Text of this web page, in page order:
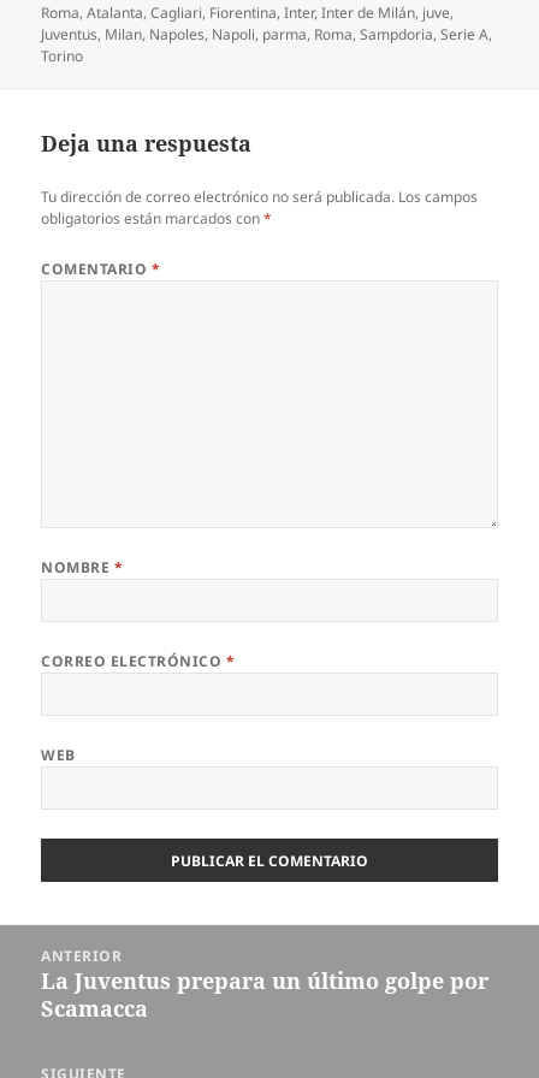
Roma,Atalanta,Cagliari, Fiorentina,Inter,Inter de Milán, juve,
Juventus, Milan, Napoles, Napoli, parma, Roma,Sampdoria,Serie A,
Torino
Deja una respuesta
Tu dirección de correo electrónico no será publicada. Los campos
obligatorios están marcados con*
COMENTARIO *
NOMBRE *
CORREO ELECTRÓNICO *
WEB
entradas
ANTERIOR
Entrada
anterior:
La Juventus prepara un último golpe por
Scamacca